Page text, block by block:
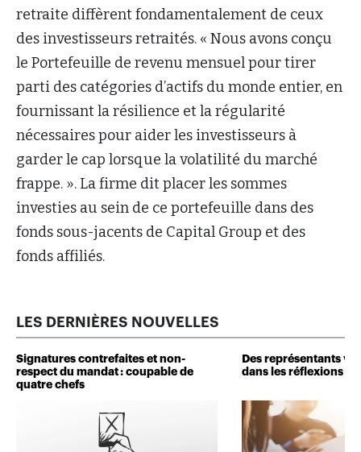
retraite diffèrent fondamentalement de ceux
des investisseurs retraités. « Nous avons conçu
le Portefeuille de revenu mensuel pour tirer
parti des catégories d’actifs du monde entier, en
fournissant la résilience et la régularité
nécessaires pour aider les investisseurs à
garder le cap lorsque la volatilité du marché
frappe. ». La firme dit placer les sommes
investies au sein de ce portefeuille dans des
fonds sous-jacents de Capital Group et des
fonds affiliés.
LES DERNIÈRES NOUVELLES
Signatures contrefaites et non-
respect du mandat : coupable de
quatre chefs
Des représentants
dans les réflexions de